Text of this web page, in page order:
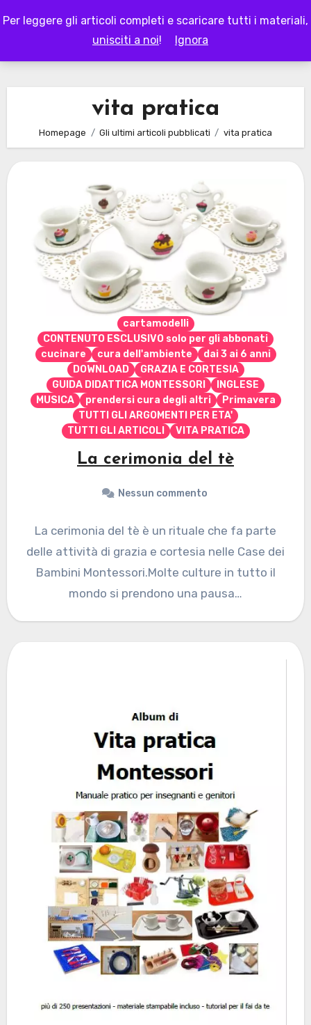
Per leggere gli articoli completi e scaricare tutti i materiali,
unisciti a noi! Ignora
to
LAPAPPADOLCE
vita pratica
Homepage Gli ultimi articoli pubblicati vita pratica
cartamodelli
CONTENUTO ESCLUSIVO solo per gli abbonati
cucinare
cura dell'ambiente
dai 3 ai 6 anni
DOWNLOAD
GRAZIA E CORTESIA
GUIDA DIDATTICA MONTESSORI
INGLESE
MUSICA
prendersi cura degli altri
Primavera
TUTTI GLI ARGOMENTI PER ETA'
TUTTI GLI ARTICOLI
VITA PRATICA
La cerimonia del tè
Nessun commento
La cerimonia del tè è un rituale che fa parte
delle attività di grazia e cortesia nelle Case dei
Bambini Montessori.Molte culture in tutto il
mondo si prendono una pausa…